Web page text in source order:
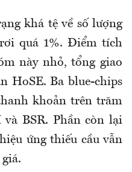
khá tệ về số lượng
quá 1%. Điểm tích
này nhỏ, tổng giao
HoSE. Ba blue-chips
khoản trên trăm
BSR. Phần còn lại
ứng thiếu cầu vẫn